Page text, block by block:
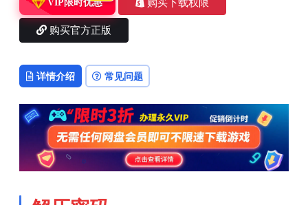
VIP限时优惠 购买下载权限
购买官方正版
详情介绍 常见问题